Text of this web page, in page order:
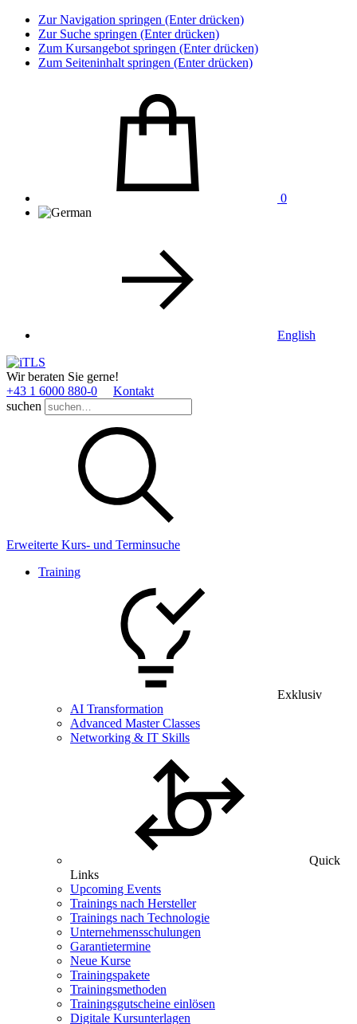
Zur Navigation springen (Enter drücken)
Zur Suche springen (Enter drücken)
Zum Kursangebot springen (Enter drücken)
Zum Seiteninhalt springen (Enter drücken)
0
English
Wir beraten Sie gerne!
+43 1 6000 880­-0
Kontakt
suchen
Erweiterte Kurs- und Terminsuche
Training
Exklusiv
AI Transformation
Advanced Master Classes
Networking & IT Skills
Quick
Links
Upcoming Events
Trainings nach Hersteller
Trainings nach Technologie
Unternehmensschulungen
Garantietermine
Neue Kurse
Trainingspakete
Trainingsmethoden
Trainingsgutscheine einlösen
Digitale Kursunterlagen